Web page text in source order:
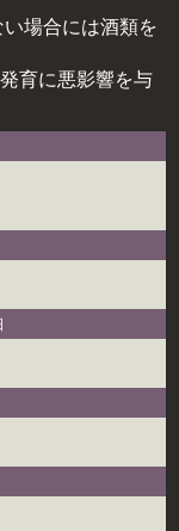
場合には酒類を
育に悪影響を与